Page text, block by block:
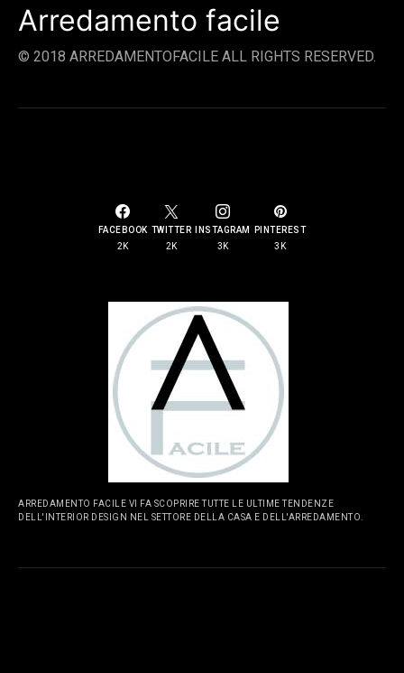
Arredamento facile
© 2018 ARREDAMENTOFACILE ALL RIGHTS RESERVED.
FACEBOOK
2K
TWITTER
2K
INSTAGRAM
3K
PINTEREST
3K
ARREDAMENTO FACILE VI FA SCOPRIRE TUTTE LE ULTIME TENDENZE
DELL'INTERIOR DESIGN NEL SETTORE DELLA CASA E DELL'ARREDAMENTO.